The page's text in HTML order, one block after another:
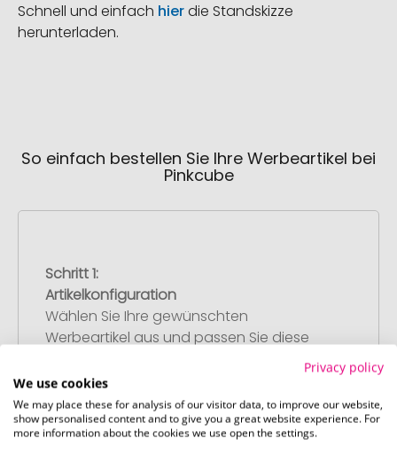
Schnell und einfach hierdie Standskizze
herunterladen.
So einfach bestellen Sie Ihre Werbeartikel bei
Pinkcube
Schritt 1:
Artikelkonfiguration
Wählen Sie Ihre gewünschten
Werbeartikel aus und passen Sie diese
Anschließend legen Sie die konfigurierten
Artikel in Ihren Warenkorb.
Privacy policy
We use cookies
We may place these for analysis of our visitor data, to improve our website,
show personalised content and to give you a great website experience. For
more information about the cookies we use open the settings.